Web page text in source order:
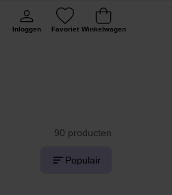
Inloggen Favoriet Winkelwagen
90 producten
Populair